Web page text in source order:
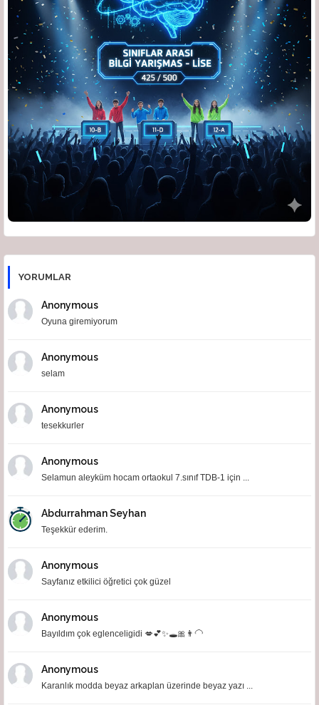
🏆 Konulu Yarışmalar
👥 Öğrenciler Yarışıyor
⚔️ Din Kültürü Düelloları
🎮 Ders Arası Oyunlar
YORUMLAR
Anonymous
Oyuna giremiyorum
Anonymous
selam
Anonymous
tesekkurler
Anonymous
Selamun aleyküm hocam ortaokul 7.sınıf TDB-1 için ...
Abdurrahman Seyhan
Teşekkür ederim.
Anonymous
Sayfanız etkilici öğretici çok güzel
Anonymous
Bayıldım çok eglenceligidi 💋💕✨🕳🎀👨‍🦲
Anonymous
Karanlık modda beyaz arkaplan üzerinde beyaz yazı ...